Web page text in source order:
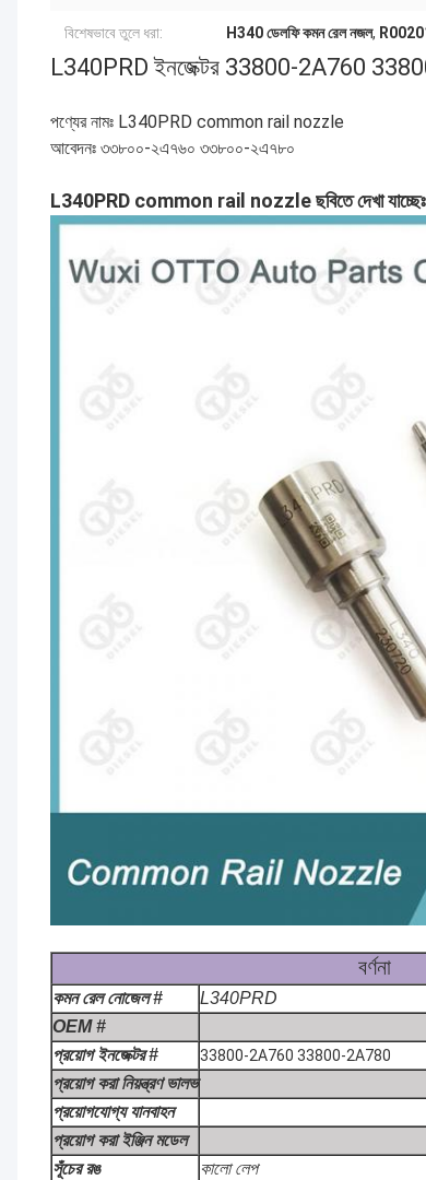
বিশেষভাবে তুলে ধরা: H340 ডেলফি কমন রেল নজল,
L340PRD ইনজেক্টর 33800-2A760
পণ্যের নামঃ L340PRD common rail nozzle
আবেদনঃ ৩৩৮০০-২এ৭৬০ ৩৩৮০০-২এ৭৮০
L340PRD common rail nozzle ছবিতে দেখা যাচ্ছেঃ
বর্ণনা
কমন রেল নোজেল #
L340PRD
OEM #
প্রয়োগ ইনজেক্টর #
33800-2A760 33800-2A780
প্রয়োগ করা নিয়ন্ত্রণ ভালভ
প্রয়োগযোগ্য যানবাহন
প্রয়োগ করা ইঞ্জিন মডেল
সূঁচের রঙ
কালো লেপ